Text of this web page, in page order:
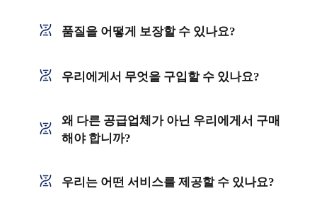
품질을 어떻게 보장할 수 있나요?
우리에게서 무엇을 구입할 수 있나요?
왜 다른 공급업체가 아닌 우리에게서 구매
해야 합니까?
우리는 어떤 서비스를 제공할 수 있나요?